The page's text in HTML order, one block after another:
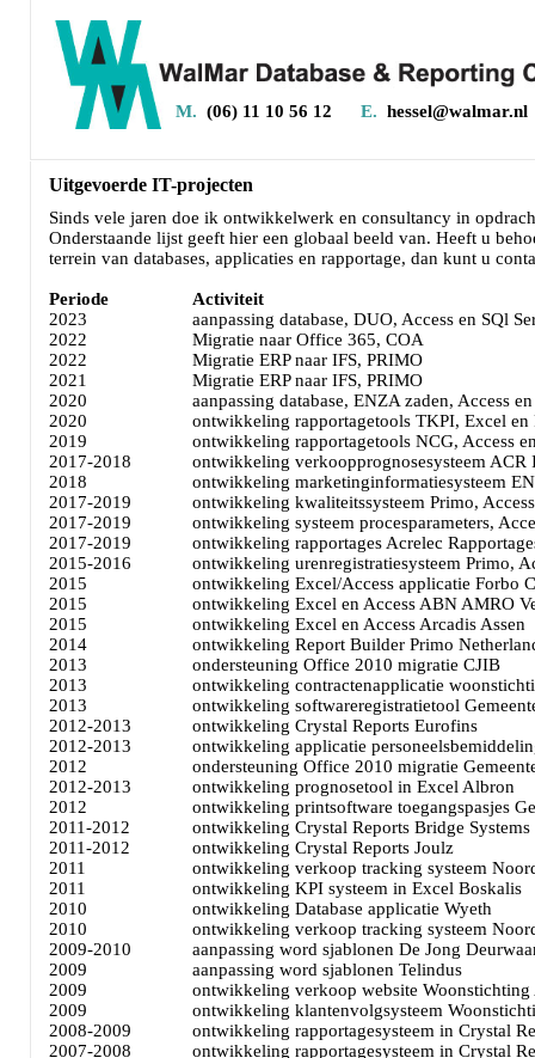
M. (06) 11 10 56 12 E. hessel@walmar.nl
Uitgevoerde IT-projecten
Sinds vele jaren doe ik ontwikkelwerk en consultancy in
Onderstaande lijst geeft hier een globaal beeld van. Heeft u
terrein van databases, applicaties en rapportage, dan kunt u
Periode
Activiteit
2023
aanpassing database, DUO, Access en SQl
2022
Migratie naar Office 365, COA
2022
Migratie ERP naar IFS, PRIMO
2021
Migratie ERP naar IFS, PRIMO
2020
aanpassing database, ENZA zaden, Access
2020
ontwikkeling rapportagetools TKPI, Excel en
2019
ontwikkeling rapportagetools NCG, Access
2017-2018
ontwikkeling verkoopprognosesysteem
2018
ontwikkeling marketinginformatiesysteem
2017-2019
ontwikkeling kwaliteitssysteem Primo,
2017-2019
ontwikkeling systeem procesparameters,
2017-2019
ontwikkeling rapportages Acrelec
2015-2016
ontwikkeling urenregistratiesysteem Primo,
2015
ontwikkeling Excel/Access applicatie Forbo
2015
ontwikkeling Excel en Access ABN AMRO
2015
ontwikkeling Excel en Access Arcadis Assen
2014
ontwikkeling Report Builder Primo
2013
ondersteuning Office 2010 migratie CJIB
2013
ontwikkeling contractenapplicatie
2013
ontwikkeling softwareregistratietool
2012-2013
ontwikkeling Crystal Reports Eurofins
2012-2013
ontwikkeling applicatie
2012
ondersteuning Office 2010 migratie
2012-2013
ontwikkeling prognosetool in Excel Albron
2012
ontwikkeling printsoftware toegangspasjes
2011-2012
ontwikkeling Crystal Reports Bridge Systems
2011-2012
ontwikkeling Crystal Reports Joulz
2011
ontwikkeling verkoop tracking systeem
2011
ontwikkeling KPI systeem in Excel Boskalis
2010
ontwikkeling Database applicatie Wyeth
2010
ontwikkeling verkoop tracking systeem
2009-2010
aanpassing word sjablonen De Jong
2009
aanpassing word sjablonen Telindus
2009
ontwikkeling verkoop website Woonstichting
2009
ontwikkeling klantenvolgsysteem
2008-2009
ontwikkeling rapportagesysteem in Crystal
2007-2008
ontwikkeling rapportagesysteem in Crystal